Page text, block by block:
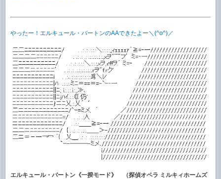
やったー！エルキュール・バートンのAAできたよー＼(^o^)／
エルキュール・バートン《一揆モード》 （探偵オペラ ミルキィホームズ